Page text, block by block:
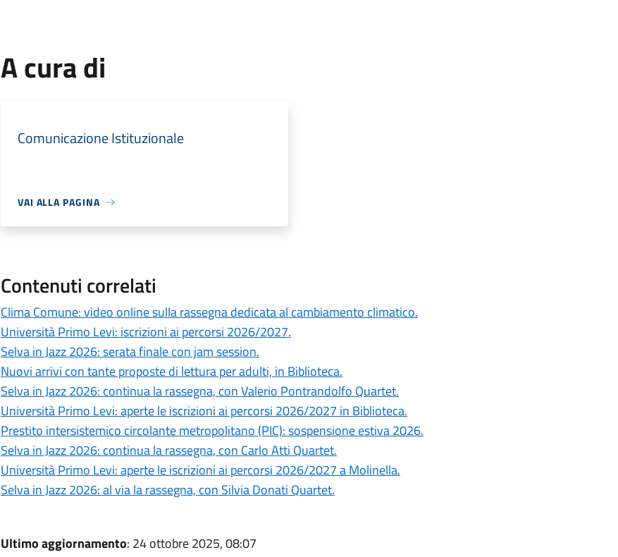
A cura di
Comunicazione Istituzionale
VAI ALLA PAGINA
Contenuti correlati
Clima Comune: video online sulla rassegna dedicata al cambiamento climatico.
Università Primo Levi: iscrizioni ai percorsi 2026/2027.
Selva in Jazz 2026: serata finale con jam session.
Nuovi arrivi con tante proposte di lettura per adulti, in Biblioteca.
Selva in Jazz 2026: continua la rassegna, con Valerio Pontrandolfo Quartet.
Università Primo Levi: aperte le iscrizioni ai percorsi 2026/2027 in Biblioteca.
Prestito intersistemico circolante metropolitano (PIC): sospensione estiva 2026.
Selva in Jazz 2026: continua la rassegna, con Carlo Atti Quartet.
Università Primo Levi: aperte le iscrizioni ai percorsi 2026/2027 a Molinella.
Selva in Jazz 2026: al via la rassegna, con Silvia Donati Quartet.
Ultimo aggiornamento: 24 ottobre 2025, 08:07